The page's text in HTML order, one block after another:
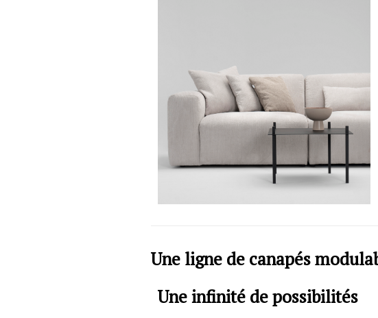
Une ligne de canapés
Une infinité de possibilités